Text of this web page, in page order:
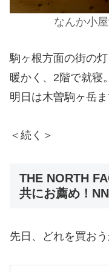
なんか小
駒ヶ根方面の街の
暖かく、2階で就寝。
明日は木曽駒ヶ岳ま
＜続く＞
THE NORTH
共にお薦め！
先日、どれを買お